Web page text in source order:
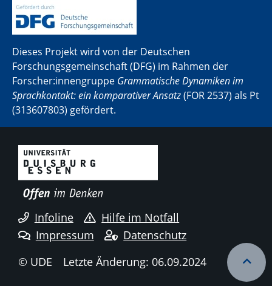
Dieses Projekt wird von der Deutschen
Forschungsgemeinschaft (DFG) im Rahmen der
Forscher:innengruppe Grammatische Dynamiken im
Sprachkontakt: ein komparativer Ansatz(FOR 2537) als Pt
(313607803) gefördert.
Infoline
Hilfe im Notfall
Impressum
Datenschutz
© UDE
Letzte Änderung: 06.09.2024